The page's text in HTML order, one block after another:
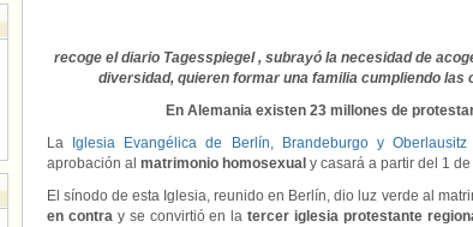
recoge el diario Tagesspiegel , subrayó la necesidad de
diversidad, quieren formar una familia cumpliendo las
En Alemania existen 23 millones de
La
Iglesia Evangélica de Berlín, Brandeburgo y Oberlausitz
aprobación al matrimonio homosexual y casará a partir del 1
El sínodo de esta Iglesia, reunido en Berlín, dio luz verde al
en contray se convirtió en latercer iglesia protestante